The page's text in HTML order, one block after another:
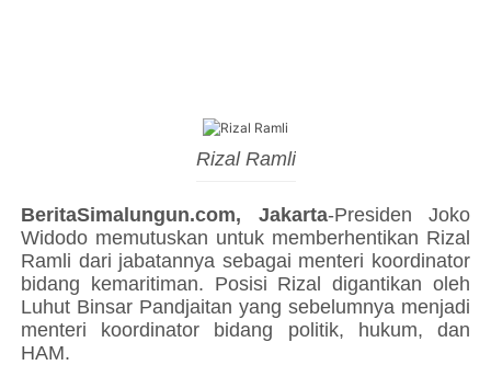
Rizal Ramli
BeritaSimalungun.com, Jakarta-Presiden Joko
Widodo memutuskan untuk memberhentikan Rizal
Ramli dari jabatannya sebagai menteri koordinator
bidang kemaritiman. Posisi Rizal digantikan oleh
Luhut Binsar Pandjaitan yang sebelumnya menjadi
menteri koordinator bidang politik, hukum, dan
HAM.